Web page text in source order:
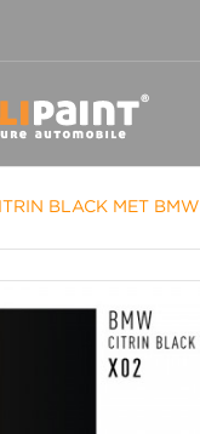
BLACK MET BMW